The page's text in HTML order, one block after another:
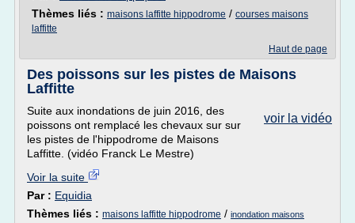
Thèmes liés : maisons laffitte hippodrome / courses maisons
laffitte
Haut de page
Des poissons sur les pistes de Maisons
Laffitte
voir la vidéo
Suite aux inondations de juin 2016, des
poissons ont remplacé les chevaux sur sur
les pistes de l'hippodrome de Maisons
Laffitte. (vidéo Franck Le Mestre)
Voir la suite
Par : Equidia
Thèmes liés : maisons laffitte hippodrome / inondation maisons